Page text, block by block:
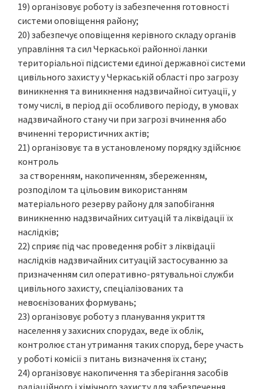
19) організовує роботу із забезпечення готовності
системи оповіщення району;
20) забезпечує оповіщення керівного складу органів
управління та сил Черкаської районної ланки
територіальної підсистеми єдиної державної системи
цивільного захисту у Черкаській області про загрозу
виникнення та виникнення надзвичайної ситуації, у
тому числі, в період дії особливого періоду, в умовах
надзвичайного стану чи при загрозі вчинення або
вчиненні терористичних актів;
21) організовує та в установленому порядку здійснює
контроль
за створенням, накопиченням, збереженням,
розподілом та цільовим використанням
матеріального резерву району для запобігання
виникненню надзвичайних ситуацій та ліквідації їх
наслідків;
22) сприяє під час проведення робіт з ліквідації
наслідків надзвичайних ситуацій застосуванню за
призначенням сил оперативно-рятувальної служби
цивільного захисту, спеціалізованих та
невоєнізованих формувань;
23) організовує роботу з планування укриття
населення у захисних спорудах, веде їх облік,
контролює стан утримання таких споруд, бере участь
у роботі комісії з питань визначення їх стану;
24) організовує накопичення та зберігання засобів
радіаційного і хімічного захисту для забезпечення